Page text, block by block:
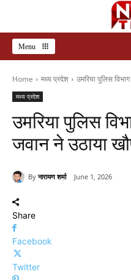
Menu
Home मध्य प्रदेश उमरिया पुलिस
मध्य प्रदेश
उमरिया पुलिस
जवान ने उठाया
By नारायण शर्मा June 1, 2026
Share
Facebook
Twitter